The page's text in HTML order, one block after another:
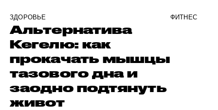
ЗДОРОВЬЕ ФИТНЕС
Альтернатива
Кегелю: как
прокачать мышцы
тазового дна и
заодно подтянуть
живот